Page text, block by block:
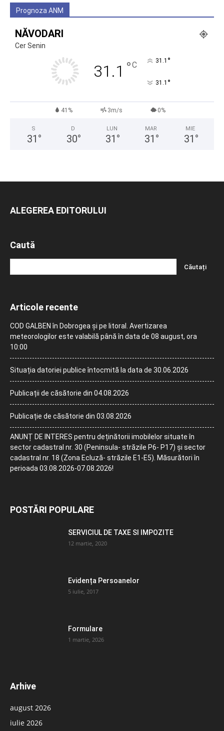
Prognoza ANM
NĂVODARI
Cer Senin
31.1 °C 31.1 °
31.1 °
41% 3m/s 0%
S
31 °
D
30°
LUN
31 °
MAR
31 °
MIE
31 °
ALEGEREA EDITORULUI
Caută
Articole recente
COD GALBEN în Dobrogea și pe litoral. Avertizarea
meteorologilor este valabilă până în data de 08 august, ora
10:00
Situația datoriei publice întocmită la data de 30.06.2026
Publicații de căsătorie din 04.08.2026
Publicație de căsătorie din 03.08.2026
ANUNȚ DE INTERES pentru deținătorii imobilelor situate în
sector cadastral nr. 30 (Peninsula- străzile P6- P17) și sector
cadastral nr. 18 (Zona Ecluză- străzile E1-E5). Măsurători în
perioada 03.08.2026-07.08.2026!
POSTĂRI POPULARE
SERVICIUL DE TAXE SI IMPOZITE
12 martie, 2020
Evidența Persoanelor
5 iulie, 2017
Formulare
1 martie, 2026
Arhive
august 2026
iulie 2026